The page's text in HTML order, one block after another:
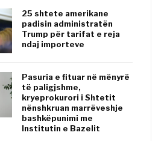
25 shtete amerikane
padisin administratën
Trump për tarifat e reja
ndaj importeve
Pasuria e fituar në mënyrë
të paligjshme,
kryeprokurori i Shtetit
nënshkruan marrëveshje
bashkëpunimi me
Institutin e Bazelit